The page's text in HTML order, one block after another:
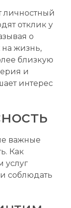
личностный
отклик у
о
на жизнь,
близкую
и
интерес
важные
Как
услуг
соблюдать